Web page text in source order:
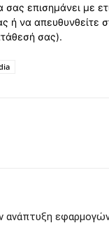
επισημάνει με
ή να απευθυνθείτε
σας).
ανάπτυξη